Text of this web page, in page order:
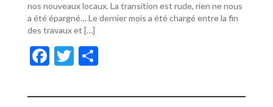
nos nouveaux locaux. La transition est rude, rien ne nous
a été épargné… Le dernier mois a été chargé entre la fin
des travaux et […]
F
e
T
itt ta